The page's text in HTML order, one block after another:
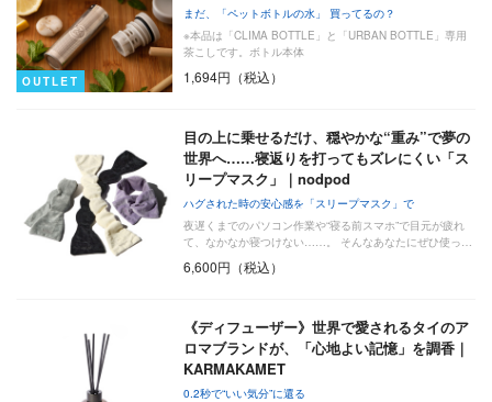
OUTLET
まだ、「ペットボトルの水」 買ってるの？
※本品は「CLIMA BOTTLE」と「URBAN BOTTLE」専用
茶こしです。ボトル本体
1,694円（税込）
目の上に乗せるだけ、穏やかな“重み”で夢の
世界へ……寝返りを打ってもズレにくい「ス
リープマスク」｜nodpod
ハグされた時の安心感を「スリープマスク」で
夜遅くまでのパソコン作業や“寝る前スマホ”で目元が疲れ
て、なかなか寝つけない……。 そんなあなたにぜひ使っ…
6,600円（税込）
《ディフューザー》世界で愛されるタイのア
ロマブランドが、「心地よい記憶」を調香｜
KARMAKAMET
0.2秒で“いい気分”に還る